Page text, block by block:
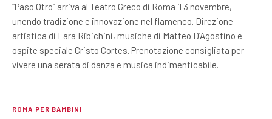
“Paso Otro” arriva al Teatro Greco di Roma il 3 novembre,
unendo tradizione e innovazione nel flamenco. Direzione
artistica di Lara Ribichini, musiche di Matteo D’Agostino e
ospite speciale Cristo Cortes. Prenotazione consigliata per
vivere una serata di danza e musica indimenticabile.
ROMA PER BAMBINI